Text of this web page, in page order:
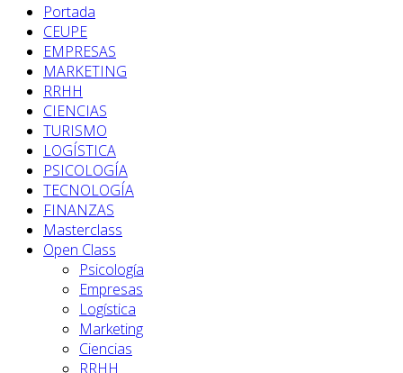
Portada
CEUPE
EMPRESAS
MARKETING
RRHH
CIENCIAS
TURISMO
LOGÍSTICA
PSICOLOGÍA
TECNOLOGÍA
FINANZAS
Masterclass
Open Class
Psicología
Empresas
Logística
Marketing
Ciencias
RRHH